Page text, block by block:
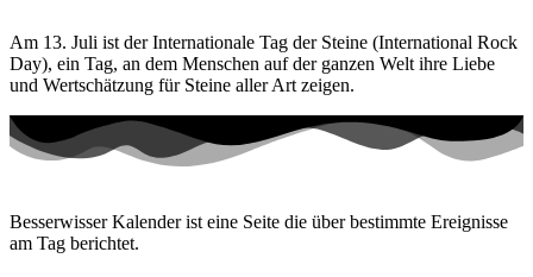
Am 13. Juli ist der Internationale Tag der Steine (International Rock
Day), ein Tag, an dem Menschen auf der ganzen Welt ihre Liebe
und Wertschätzung für Steine aller Art zeigen.
Besserwisser Kalender ist eine Seite die über bestimmte Ereignisse
am Tag berichtet.